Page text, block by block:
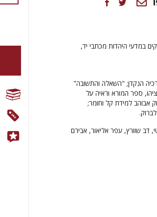
במדעי היהדות מכתבי יד,
הנקדן; "השאלה והתשובה"
ספר המורא וראיה על
אבוהב למידת קל וחומר;
דב שוורץ, עפר אליאור, אבירם